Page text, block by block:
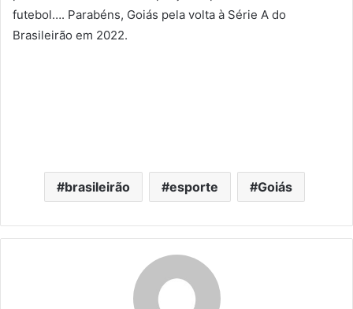
futebol…. Parabéns, Goiás pela volta à Série A do
Brasileirão em 2022.
brasileirão esporte Goiás